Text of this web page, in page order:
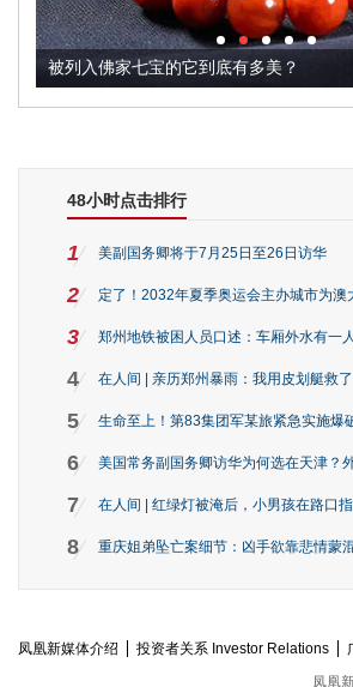
被列入佛家七宝的它到底有多美？
48小时点击排行
1 美副国务卿将于7月25日至26日访华
2 定了！2032年夏季奥运会主办城市为澳
3 郑州地铁被困人员口述：车厢外水有一
4 在人间 | 亲历郑州暴雨：我用皮划艇救
5 生命至上！第83集团军某旅紧急实施爆
6 美国常务副国务卿访华为何选在天津？
7 在人间 | 红绿灯被淹后，小男孩在路口
8 重庆姐弟坠亡案细节：凶手欲靠悲情蒙
凤凰新媒体介绍 投资者关系 Investor Relations
凤凰